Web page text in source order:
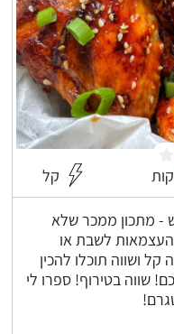
קל
- מתכון ממכר שלא
העצמאות לשבת או
ושווה תוכלו להכין
שווה בטירוף! ספרו לי